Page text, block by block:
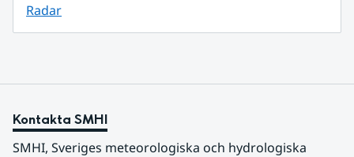
Radar
Kontakta SMHI
SMHI, Sveriges meteorologiska och hydrologiska